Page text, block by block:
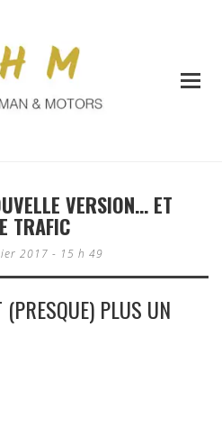
VERSION… ET
TRAFIC
2017 - 15 h 49
(PRESQUE) PLUS UN